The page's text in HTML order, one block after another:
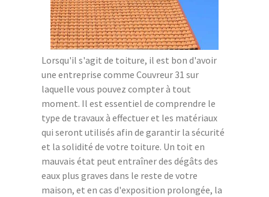
Lorsqu'il s'agit de toiture, il est bon d'avoir
une entreprise comme Couvreur 31 sur
laquelle vous pouvez compter à tout
moment. Il est essentiel de comprendre le
type de travaux à effectuer et les matériaux
qui seront utilisés afin de garantir la sécurité
et la solidité de votre toiture. Un toit en
mauvais état peut entraîner des dégâts des
eaux plus graves dans le reste de votre
maison, et en cas d'exposition prolongée, la